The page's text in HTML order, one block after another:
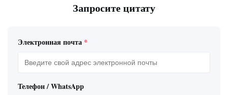
Запросите цитату
Электронная почта *
Телефон / WhatsApp